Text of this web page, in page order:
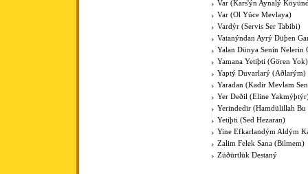
Var (Kars'ýn Aynalý
Var (Ol Yüce Mevlaya)
Vardýr (Servis Ser Tabibi)
Vatanýndan Ayrý Düþen
Yalan Dünya Senin Nelerin
Yamana Yetiþti (Gören Yok)
Yaptý Duvarlarý (Aðlarým)
Yaradan (Kadir Mevlam
Yer Deðil (Eline
Yerindedir (Hamdülillah Bu
Yetiþti (Sed Hezaran)
Yine Efkarlandým Aldým
Zalim Felek Sana (Bilmem)
Züðürtlük Destaný